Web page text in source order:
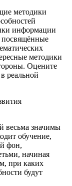
методики
информации
посвящённые
методики
Оцените
реальной
весьма значимы
обучение,
фон,
начиная
при каких
будут